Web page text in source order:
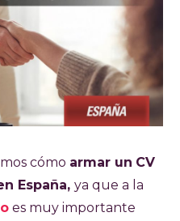
cómo armar un CV
España, ya que a la
es muy importante